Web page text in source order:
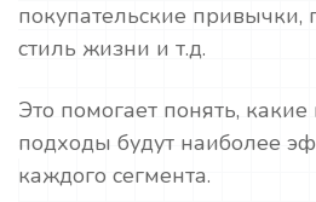
покупательские привычки,
стиль жизни и т.д.
Это помогает понять,
подходы будут наиболее
каждого сегмента.